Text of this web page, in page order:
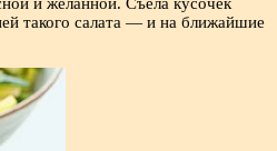
такого салата — и на ближайшие